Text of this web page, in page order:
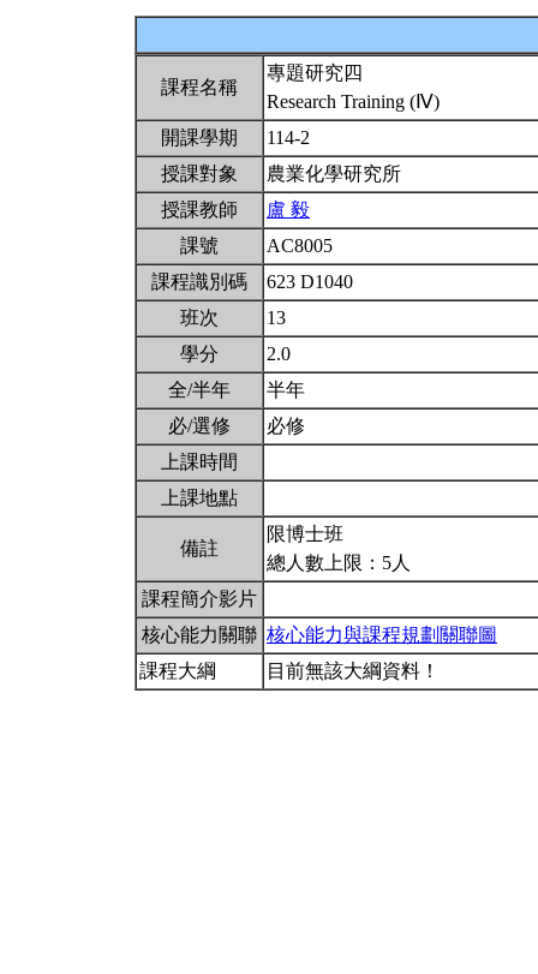
課程名稱
專題研究四
Research Training (Ⅳ)
開課學期
114-2
授課對象
農業化學研究所
授課教師
盧 毅
課號
AC8005
課程識別碼
623 D1040
班次
13
學分
2.0
全/半年
半年
必/選修
必修
上課時間
上課地點
備註
限博士班
總人數上限：5人
課程簡介影片
核心能力關聯 核心能力與課程規劃關聯圖
課程大綱
目前無該大綱資料！